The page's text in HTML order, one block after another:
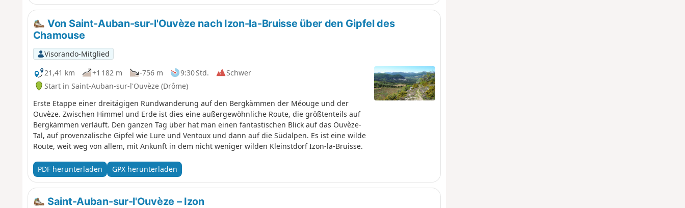
Von Saint-Auban-sur-l'Ouvèze nach Izon-la-Bruisse über den Gipfel des
Chamouse
Visorando-Mitglied
21,41 km
+1 182 m -756 m 9:30 Std.
Schwer
Start in Saint-Auban-sur-l'Ouvèze (Drôme)
Erste Etappe einer dreitägigen Rundwanderung auf den Bergkämmen der Méouge und der
Ouvèze. Zwischen Himmel und Erde ist dies eine außergewöhnliche Route, die größtenteils auf
Bergkämmen verläuft. Den ganzen Tag über hat man einen fantastischen Blick auf das Ouvèze-
Tal, auf provenzalische Gipfel wie Lure und Ventoux und dann auf die Südalpen. Es ist eine wilde
Route, weit weg von allem, mit Ankunft in dem nicht weniger wilden Kleinstdorf Izon-la-Bruisse.
PDF herunterladen GPX herunterladen
Saint-Auban-sur-l'Ouvèze – Izon